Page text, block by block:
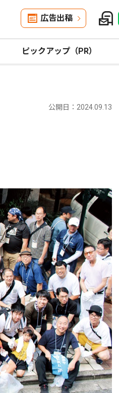
広告出稿
ピックアップ（PR）
公開日：2024.09.13